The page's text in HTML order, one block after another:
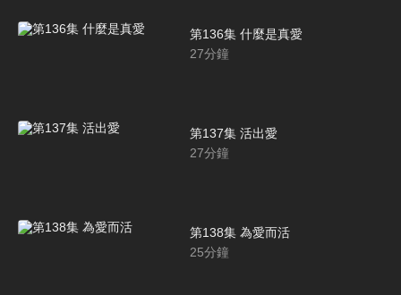
第136集 什麼是真愛
27分鐘
第137集 活出愛
27分鐘
第138集 為愛而活
25分鐘